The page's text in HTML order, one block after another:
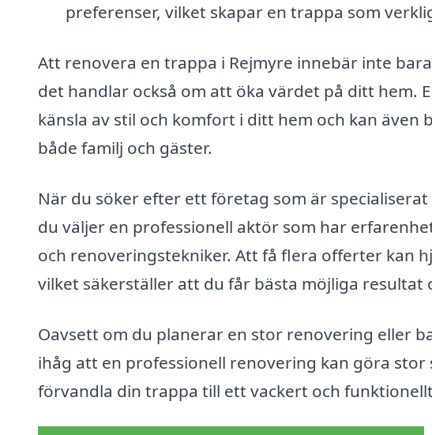
preferenser, vilket skapar en trappa som
Att renovera en trappa i Rejmyre innebär inte
det handlar också om att öka värdet på ditt hem.
känsla av stil och komfort i ditt hem och kan
både familj och gäster.
När du söker efter ett företag som är
du väljer en professionell aktör som har
och renoveringstekniker. Att få flera offerter kan
vilket säkerställer att du får bästa möjliga
Oavsett om du planerar en stor renovering eller
ihåg att en professionell renovering kan göra
förvandla din trappa till ett vackert och